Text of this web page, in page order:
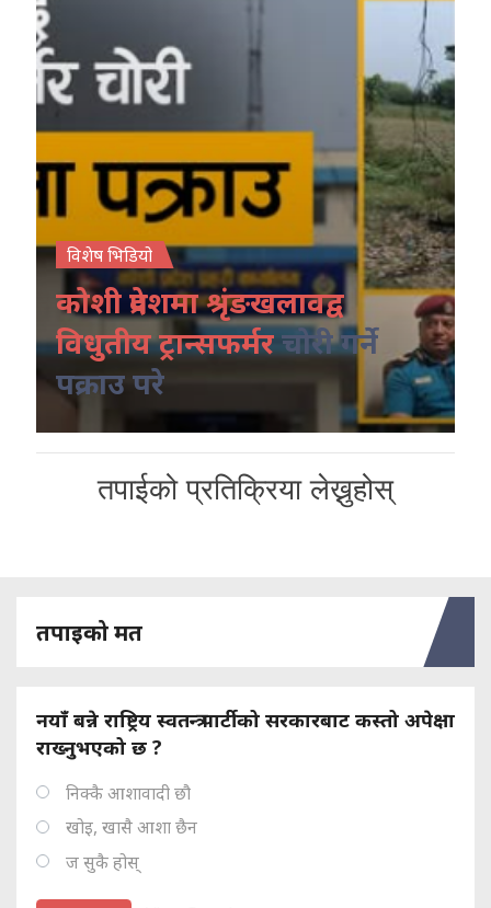
विशेष भिडियो
कोशी प्रदेशमा श्रृंङखलावद्व
विधुतीय ट्रान्सफर्मरचोरी गर्ने
पक्राउ परे
तपाईको प्रतिक्रिया लेख्नुहोस्
तपाइको मत
नयाँ बन्ने राष्ट्रिय स्वतन्त्र पार्टीको सरकारबाट कस्तो अपेक्षा
राख्नुभएको छ ?
निक्कै आशावादी छौ
खोइ, खासै आशा छैन
ज सुकै होस्